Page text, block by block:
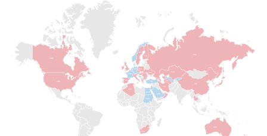
ABD TRM
UKR
RUS
AVS
KZK
ALM
FNL
FRA
KND
ÇIN
ARB
GÜA
ISV
POL